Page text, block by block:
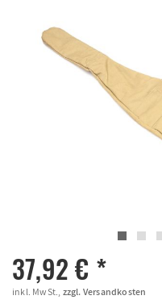
37,92 € *
inkl. MwSt., zzgl. Versandkosten